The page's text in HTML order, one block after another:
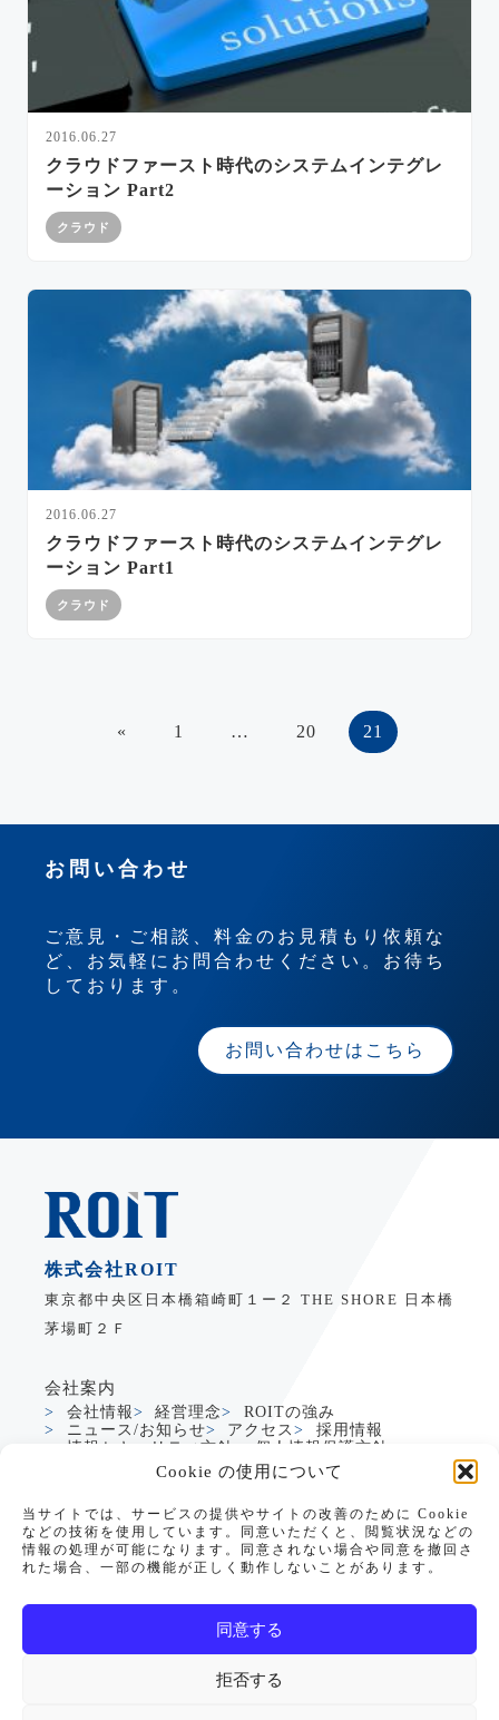
Cookie の使用について
当サイトでは、サービスの提供やサイトの改善のために Cookie
などの技術を使用しています。同意いただくと、閲覧状況などの
情報の処理が可能になります。同意されない場合や同意を撤回さ
れた場合、一部の機能が正しく動作しないことがあります。
同意する
拒否する
2016.06.27
クラウドファースト時代のシステムインテグレ
ーション Part2
クラウド
2016.06.27
クラウドファースト時代のシステムインテグレ
ーション Part1
クラウド
« 1 … 20 21
お問い合わせ
ご意見・ご相談、料金のお見積もり依頼な
ど、お気軽にお問合わせください。お待ち
しております。
お問い合わせはこちら
株式会社ROIT
東京都中央区日本橋箱崎町１ー２ THE SHORE 日本橋
茅場町２Ｆ
会社案内
会社情報 経営理念
ROITの強み
ニュース/お知らせ
アクセス
採用情報
情報セキュリティ方針
個人情報保護方針
製造業DXサービス
グローバルDXサービス
Dynamics365支援
生成AI活用支援
PowerApps支援
PowerApps CRM/SFAテンプレート
セミナー情報リソースお問い合わせ